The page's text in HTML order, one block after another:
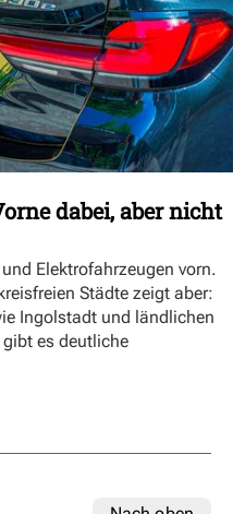
dabei, aber nicht
Elektrofahrzeugen vorn.
Städte zeigt aber:
Ingolstadt und ländlichen
es deutliche